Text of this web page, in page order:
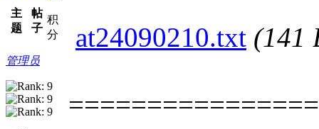
主
题
帖
子
积
分
管理员
at24090210.txt (141